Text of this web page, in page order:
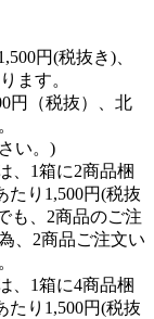
円(税抜き)、
ます。
円（税抜）、北
い。)
、1箱に2商品梱
り1,500円(税抜
も、2商品のご注
、2商品ご注文い
、1箱に4商品梱
り1,500円(税抜